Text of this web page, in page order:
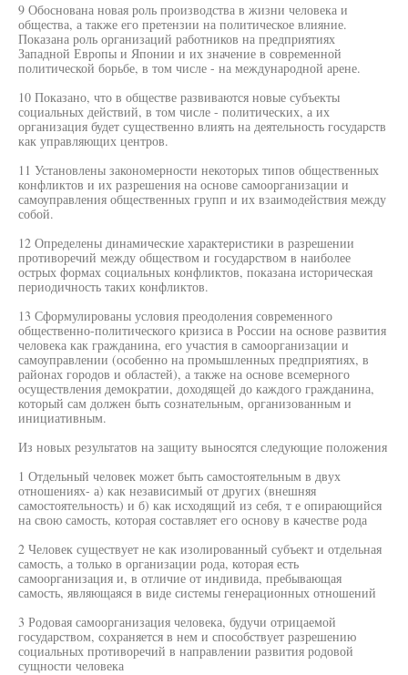
9 Обоснована новая роль производства в жизни человека и
общества, а также его претензии на политическое влияние.
Показана роль организаций работников на предприятиях
Западной Европы и Японии и их значение в современной
политической борьбе, в том числе - на международной арене.
10 Показано, что в обществе развиваются новые субъекты
социальных действий, в том числе - политических, а их
организация будет существенно влиять на деятельность государств
как управляющих центров.
11 Установлены закономерности некоторых типов общественных
конфликтов и их разрешения на основе самоорганизации и
самоуправления общественных групп и их взаимодействия между
собой.
12 Определены динамические характеристики в разрешении
противоречий между обществом и государством в наиболее
острых формах социальных конфликтов, показана историческая
периодичность таких конфликтов.
13 Сформулированы условия преодоления современного
общественно-политического кризиса в России на основе развития
человека как гражданина, его участия в самоорганизации и
самоуправлении (особенно на промышленных предприятиях, в
районах городов и областей), а также на основе всемерного
осуществления демократии, доходящей до каждого гражданина,
который сам должен быть сознательным, организованным и
инициативным.
Из новых результатов на защиту выносятся следующие положения
1 Отдельный человек может быть самостоятельным в двух
отношениях- а) как независимый от других (внешняя
самостоятельность) и б) как исходящий из себя, т е опирающийся
на свою самость, которая составляет его основу в качестве рода
2 Человек существует не как изолированный субъект и отдельная
самость, а только в организации рода, которая есть
самоорганизация и, в отличие от индивида, пребывающая
самость, являющаяся в виде системы генерационных отношений
3 Родовая самоорганизация человека, будучи отрицаемой
государством, сохраняется в нем и способствует разрешению
социальных противоречий в направлении развития родовой
сущности человека